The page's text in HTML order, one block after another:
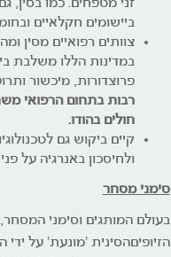
זני מטפחים. כמו בסין,
ביישומים חקלאיים
צוותים רפואיים מסין
במדינות הללו משלבת
פרוצדורות, מיכשור
רבות בתחום הרפואי
חולים בהודו.
קיים ביקוש גם
ולחיסכון באנרגיה על
סימני מסחר
בעולם המותגים וסימני
הזיופיםהסינית 'מונעת' על